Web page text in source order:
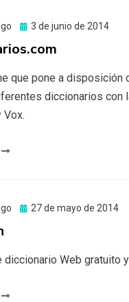
Publicado
3 de junio de 2014
que pone a disposición
diccionarios con
Vox.
Publicado
27 de mayo de 2014
diccionario Web gratuito